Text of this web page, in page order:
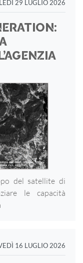
29 LUGLIO 2026
del satellite di
le capacità
16 LUGLIO 2026